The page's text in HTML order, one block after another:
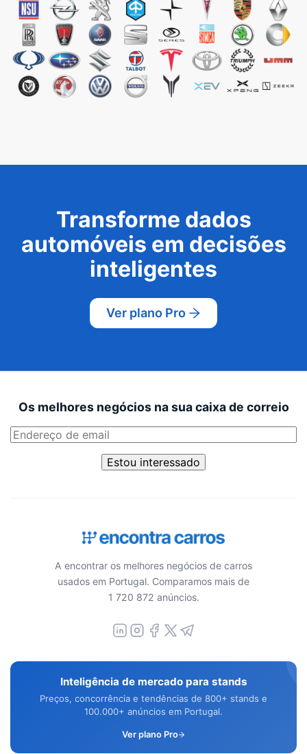
Transforme dados
automóveis em decisões
inteligentes
Ver plano Pro
Os melhores negócios na sua caixa de correio
Estou interessado
A encontrar os melhores negócios de carros
usados em Portugal. Comparamos mais de
1 720 872 anúncios.
Inteligência de mercado para stands
Preços, concorrência e tendências de 800+ stands e
100.000+ anúncios em Portugal.
Ver plano Pro